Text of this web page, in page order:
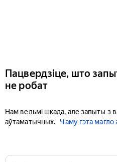
Пацвердзіце, што
не робат
Нам вельмі шкада, але запыты з
аўтаматычных.
Чаму гэта магло